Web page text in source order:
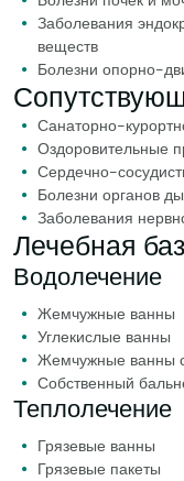
Заболевания
веществ
Болезни опорно-
Санаторно-
Оздоровительные
Сердечно-
Болезни органов
Заболевания
Лечебная
Водолечение
Жемчужные ванны
Углекислые ванны
Жемчужные ванны
Собственный
Теплолечение
Грязевые ванны
Грязевые пакеты